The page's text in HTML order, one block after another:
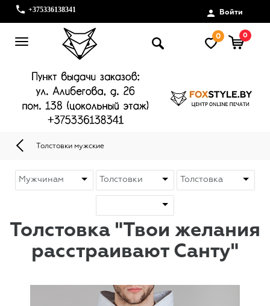
+375336138341 Войти
0 0
Толстовки мужские
Толстовка "Твои желания
расстраивают Санту"